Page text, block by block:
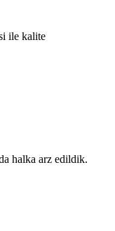
ile kalite
halka arz edildik.